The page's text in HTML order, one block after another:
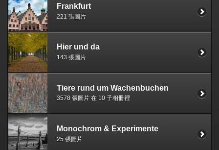
Frankfurt
221 張圖片
Hier und da
143 張圖片
Tiere rund um Wachenbuchen
3578 張圖片 在 10 子相冊裡
Monochrom & Experimente
25 張圖片